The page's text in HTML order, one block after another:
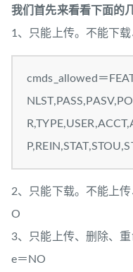
我们首先来看看下面的
1、只能上传。不能下载
cmds_allowed＝
2、只能下载。不能上
O
3、只能上传、删除、
e＝NO